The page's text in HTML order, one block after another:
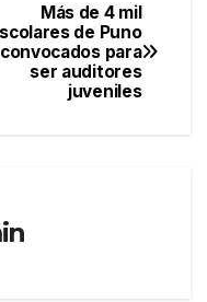
Más de 4 mil
de Puno
para
ser auditores
juveniles